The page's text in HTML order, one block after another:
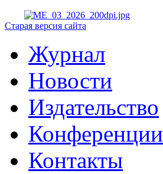
Старая версия сайта
Журнал
Новости
Издательство
Конференции
Контакты